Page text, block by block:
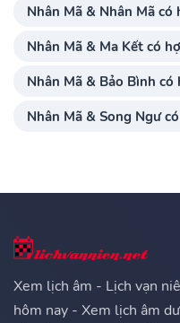
Nhân Mã & Nhân Mã
Nhân Mã & Ma Kết có
Nhân Mã & Bảo Bình
Nhân Mã & Song Ngư
Xem lịch âm - Lịch vạn
hôm nay - Xem lịch âm